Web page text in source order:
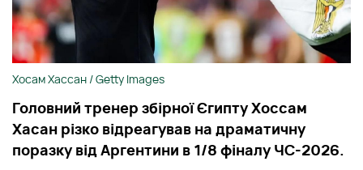
Хосам Хассан / Getty Images
Головний тренер збірної Єгипту Хоссам
Хасан різко відреагував на драматичну
поразку від Аргентини в 1/8 фіналу ЧС-2026.